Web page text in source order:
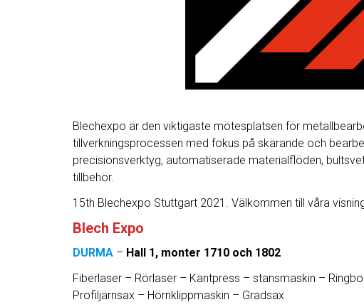
Blechexpo är den viktigaste mötesplatsen för
tillverkningsprocessen med fokus på skärande och
precisionsverktyg, automatiserade materialflöden,
tillbehör.
15th Blechexpo Stuttgart 2021. Välkommen till våra
Blech Expo
DURMA – Hall 1, monter 1710 och 1802
Fiberlaser – Rörlaser – Kantpress – stansmaskin –
Profiljärnsax – Hörnklippmaskin – Gradsax